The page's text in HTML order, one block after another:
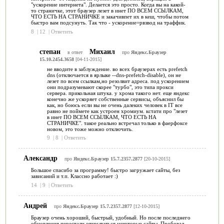
"ускорение интернета". Делается это просто. Когда вы на какой-
то страничке, этот браузер лезет в инет ПО ВСЕМ ССЫЛКАМ,
ЧТО ЕСТЬ НА СТРАНИЧКЕ и закачивпет их в кеш, чтобы потом
быстро вам подсунуть. Так что - ускорение=рвзвод на траффик.
8
| 12 | Ответить
степан в ответ Михаил про Яндекс.Браузер
15.10.2454.3658[04-11-2015]
не вводите в заблуждение. во всех браузерах есть prefetch
dns (отключается в ярлыке --dns-prefetch-disable), он не
лезет по всем ссылкам,но резолвит адреса. под ускорением
они подразумевают скорее "турбо", это типа прокси
сервера. прикольная штука. у хрома такого нет. еще яндекс
конечно же ускоряет собственные сервисы, объяснил бы
как, но боюсь если вы не очень далеких человек в IT все
равно не поймете как устроен хромиум. кстати про "лезет
в инет ПО ВСЕМ ССЫЛКАМ, ЧТО ЕСТЬ НА
СТРАНИЧКЕ". такое реально встречал только в фаерфоксе
новом, это тоже можно отключить.
9
| 8 | Ответить
Александр про Яндекс.Браузер 15.7.2357.2877[20-10-2015]
Большое спасибо за программу! быстро загружает сайты, без
зависаний и т.п. Классно работает :)
14 | 9 | Ответить
Андрей про Яндекс.Браузер 15.7.2357.2877[12-10-2015]
Браузер очень хороший, быстрый, удобный. Но после последнего